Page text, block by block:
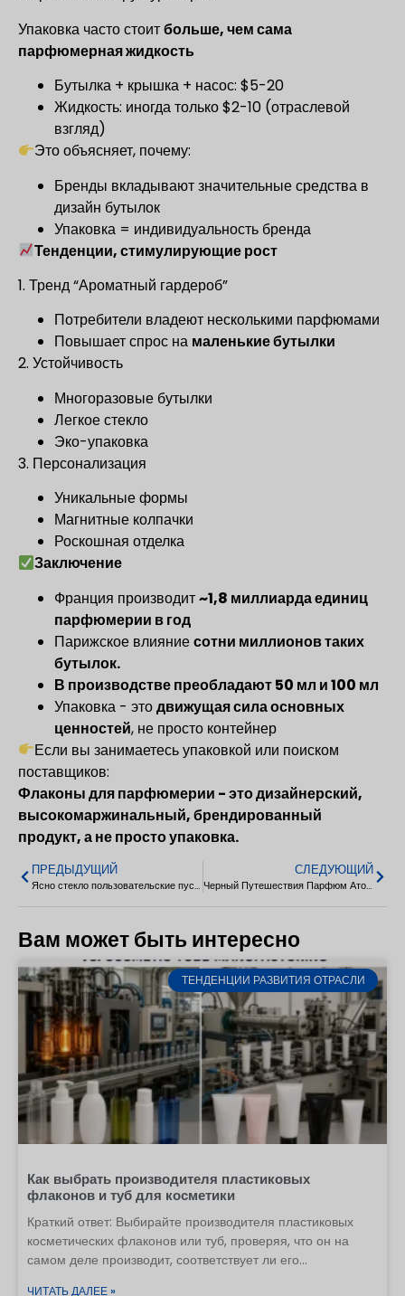
Упаковка часто стоитбольше, чем сама
парфюмерная жидкость
Бутылка + крышка + насос: $5-20
Жидкость: иногда только $2-10 (отраслевой
взгляд)
Это объясняет, почему:
Бренды вкладывают значительные средства в
дизайн бутылок
Упаковка = индивидуальность бренда
Тенденции, стимулирующие рост
1. Тренд “Ароматный гардероб”
Потребители владеют несколькими парфюмами
Повышает спрос на маленькие бутылки
2. Устойчивость
Многоразовые бутылки
Легкое стекло
Эко-упаковка
3. Персонализация
Уникальные формы
Магнитные колпачки
Роскошная отделка
Заключение
Франция производит~1,8 миллиарда единиц
парфюмерии в год
Парижское влияниесотни миллионов таких
бутылок.
В производстве преобладают 50 мл и 100 мл
Упаковка - этодвижущая сила основных
ценностей, не просто контейнер
Если вы занимаетесь упаковкой или поиском
поставщиков:
Флаконы для парфюмерии - это дизайнерский,
высокомаржинальный, брендированный
продукт, а не просто упаковка.
ПРЕДЫДУЩИЙ
Ясно стекло пользовательские пустой парфюм стеклянная бутылка 30 мл
СЛЕДУЮЩИЙ
Черный Путешествия Парфюм Атомайзер Мини Парфюм Спрей Бутылка 8 мл
Вам может быть интересно
ТЕНДЕНЦИИ РАЗВИТИЯ ОТРАСЛИ
Как выбрать производителя пластиковых
флаконов и туб для косметики
Краткий ответ: Выбирайте производителя пластиковых
косметических флаконов или туб, проверяя, что он на
самом деле производит, соответствует ли его
ЧИТАТЬ ДАЛЕЕ »